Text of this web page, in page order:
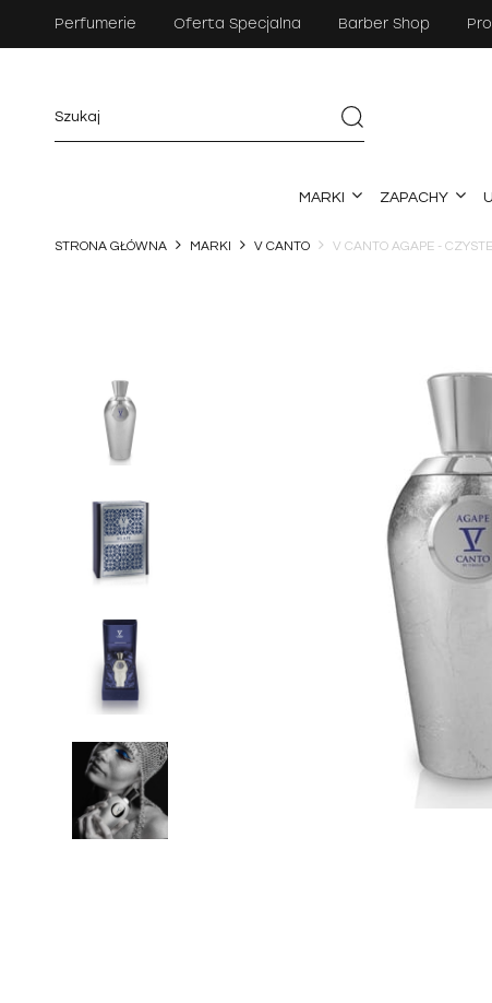
Perfumerie Oferta Specjalna Barber Shop
MARKI ZAPACHY
STRONA GŁÓWNA MARKI V CANTO V CANTO AGAPE -